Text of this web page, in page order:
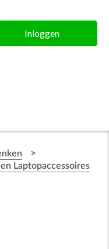
Inloggen
>
Laptopaccessoires